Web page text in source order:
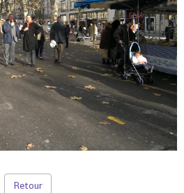
Retour